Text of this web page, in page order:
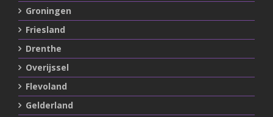
Groningen
Friesland
Drenthe
Overijssel
Flevoland
Gelderland